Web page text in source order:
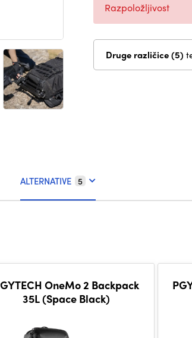
Razpoložljivost
Druge različice (5)
ALTERNATIVE 5
OneMo 2 Backpack
35L (Space Black)